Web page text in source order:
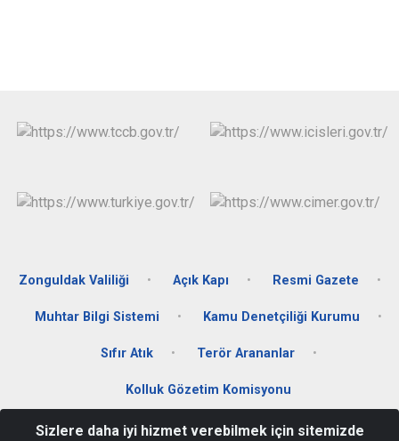
Zonguldak Valiliği Açık Kapı Resmi Gazete
Muhtar Bilgi Sistemi Kamu Denetçiliği Kurumu
Sıfır Atık Terör Arananlar
Kolluk Gözetim Komisyonu
Merkez Mah. Kabristan Cad. No:6 Alaplı/ZONGULDAK
Sizlere daha iyi hizmet verebilmek için sitemizde